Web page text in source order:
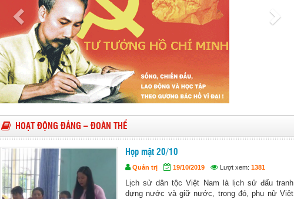
HOẠT ĐỘNG ĐẢNG – ĐOÀN THỂ
Họp mặt 20/10
Quản trị 19/10/2019 Lượt xem: 1381
Lịch sử dân tộc Việt Nam là lịch sử đấu tranh
dựng nước và giữ nước, trong đó, phụ nữ Việt